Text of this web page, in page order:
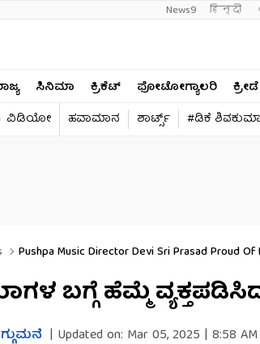
News9 हिन्दी
ಸಿನಿಮಾ ಕ್ರಿಕೆಟ್​ ಫೋಟೋಗ್ಯಾಲರಿ ಕ್ರೀಡೆ
ವಿಡಿಯೋ ಹವಾಮಾನ ಶಾರ್ಟ್ಸ್​ #ಡಿಕೆ
Pushpa Music Director Devi Sri Prasad Proud Of
ಬಗ್ಗೆ ಹೆಮ್ಮೆ
| Updated on: Mar 05, 2025 | 8:58 AM